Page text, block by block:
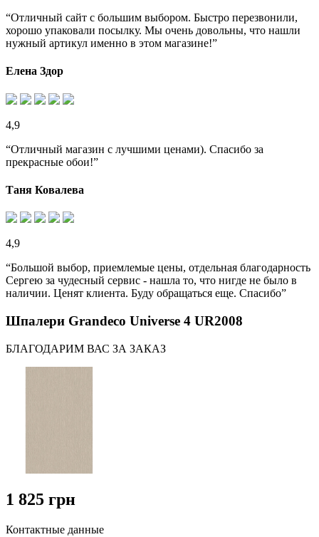
“Отличный сайт с большим выбором. Быстро перезвонили,
хорошо упаковали посылку. Мы очень довольны, что нашли
нужный артикул именно в этом магазине!”
Елена Здор
4,9
“Отличный магазин с лучшими ценами). Спасибо за
прекрасные обои!”
Таня Ковалева
4,9
“Большой выбор, приемлемые цены, отдельная благодарность
Сергею за чудесный сервис - нашла то, что нигде не было в
наличии. Ценят клиента. Буду обращаться еще. Спасибо”
Шпалери Grandeco Universe 4 UR2008
БЛАГОДАРИМ ВАС ЗА ЗАКАЗ
1 825 грн
Контактные данные